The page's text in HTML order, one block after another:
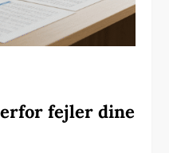
fejler dine